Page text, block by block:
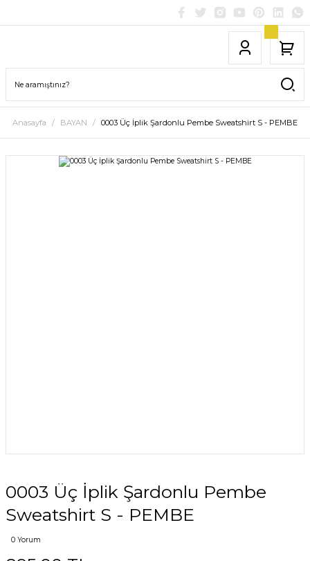
Anasayfa BAYAN 0003 Üç İplik Şardonlu Pembe Sweatshirt S - PEMBE
0003 Üç İplik Şardonlu Pembe
Sweatshirt S - PEMBE
0 Yorum